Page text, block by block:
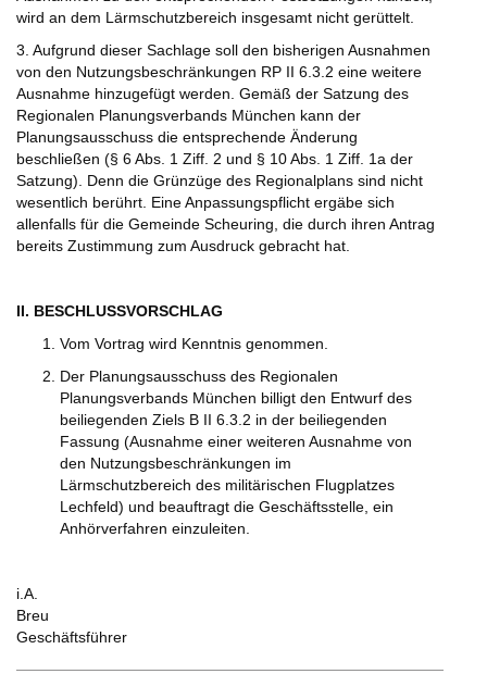
wird an dem Lärmschutzbereich insgesamt nicht gerüttelt.
3. Aufgrund dieser Sachlage soll den bisherigen Ausnahmen
von den Nutzungsbeschränkungen RP II 6.3.2 eine weitere
Ausnahme hinzugefügt werden. Gemäß der Satzung des
Regionalen Planungsverbands München kann der
Planungsausschuss die entsprechende Änderung
beschließen (§ 6 Abs. 1 Ziff. 2 und § 10 Abs. 1 Ziff. 1a der
Satzung). Denn die Grünzüge des Regionalplans sind nicht
wesentlich berührt. Eine Anpassungspflicht ergäbe sich
allenfalls für die Gemeinde Scheuring, die durch ihren Antrag
bereits Zustimmung zum Ausdruck gebracht hat.
II. BESCHLUSSVORSCHLAG
Vom Vortrag wird Kenntnis genommen.
Der Planungsausschuss des Regionalen
Planungsverbands München billigt den Entwurf des
beiliegenden Ziels B II 6.3.2 in der beiliegenden
Fassung (Ausnahme einer weiteren Ausnahme von
den Nutzungsbeschränkungen im
Lärmschutzbereich des militärischen Flugplatzes
Lechfeld) und beauftragt die Geschäftsstelle, ein
Anhörverfahren einzuleiten.
i.A.
Breu
Geschäftsführer